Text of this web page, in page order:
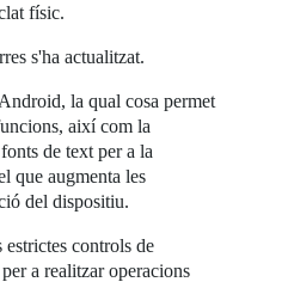
físic.
s'ha actualitzat.
la qual cosa permet
així com la
de text per a la
que augmenta les
del dispositiu.
controls de
a realitzar operacions